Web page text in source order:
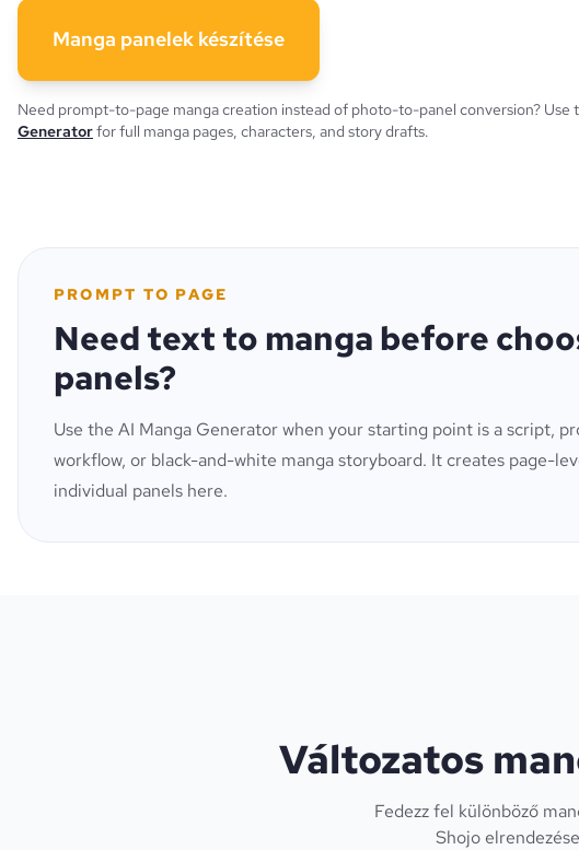
Manga panelek készítése
Need prompt-to-page manga creation instead of photo-to-panel conversion? Use
Generatorfor full manga pages, characters, and story drafts.
PROMPT TO PAGE
Need text to manga before
panels?
Use the AI Manga Generator when your starting point is a script,
workflow, or black-and-white manga storyboard. It creates page-
individual panels here.
Változatos
Fedezz fel különböző
Shojo